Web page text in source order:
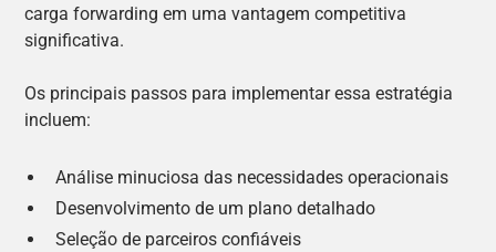
carga forwarding em uma vantagem competitiva
significativa.
Os principais passos para implementar essa estratégia
incluem:
Análise minuciosa das necessidades operacionais
Desenvolvimento de um plano detalhado
Seleção de parceiros confiáveis